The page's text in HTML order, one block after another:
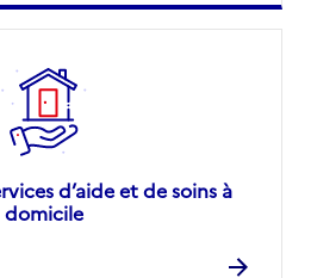
d’aide et de soins à
domicile